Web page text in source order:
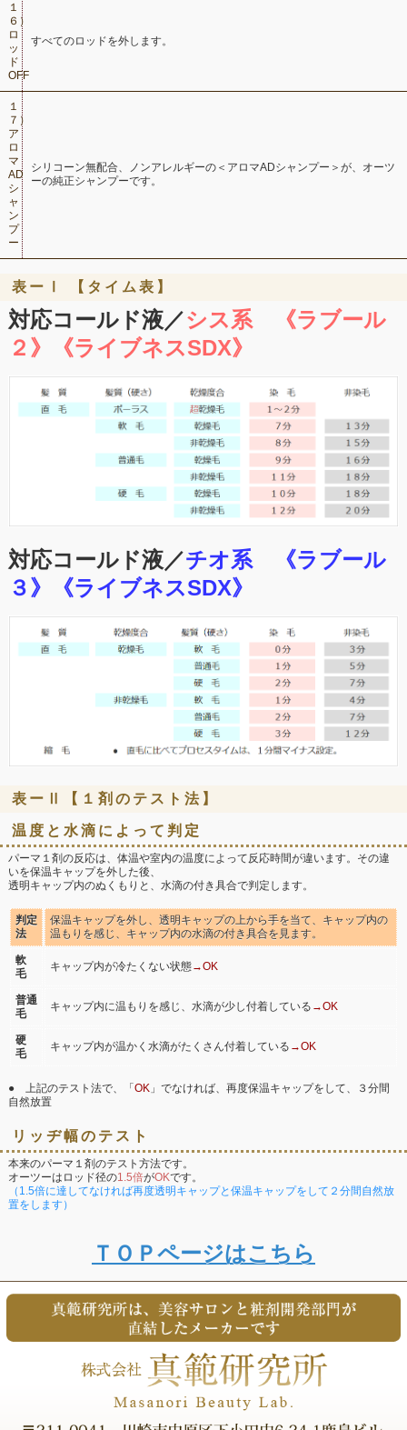
１
６）
ロ
ッ
ド
OFF
すべてのロッドを外します。
１
７）
ア
ロ
マ
AD
シ
ャ
ン
プ
ー
シリコーン無配合、ノンアレルギーの＜アロマADシャンプー＞が、オーツ
ーの純正シャンプーです。
表ーⅠ 【タイム表】
対応コールド液／シス系 《ラブール
２》《ライブネスSDX》
対応コールド液／チオ系 《ラブール
３》《ライブネスSDX》
表ーⅡ【１剤のテスト法】
温度と水滴によって判定
パーマ１剤の反応は、体温や室内の温度によって反応時間が違います。その違
いを保温キャップを外した後、
透明キャップ内のぬくもりと、水滴の付き具合で判定します。
判定
法
保温キャップを外し、透明キャップの上から手を当て、キャップ内の
温もりを感じ、キャップ内の水滴の付き具合を見ます。
軟
毛
キャップ内が冷たくない状態→OK
普通
毛
キャップ内に温もりを感じ、水滴が少し付着している →OK
硬
毛
キャップ内が温かく水滴がたくさん付着している →OK
● 上記のテスト法で、「OK 」でなければ、再度保温キャップをして、３分間
自然放置
リッヂ幅のテスト
本来のパーマ１剤のテスト方法です。
オーツーはロッド径の1.5倍がOKです。
（1.5倍に達してなければ再度透明キャップと保温キャップをして２分間自然放
置をします）
ＴＯＰページはこちら